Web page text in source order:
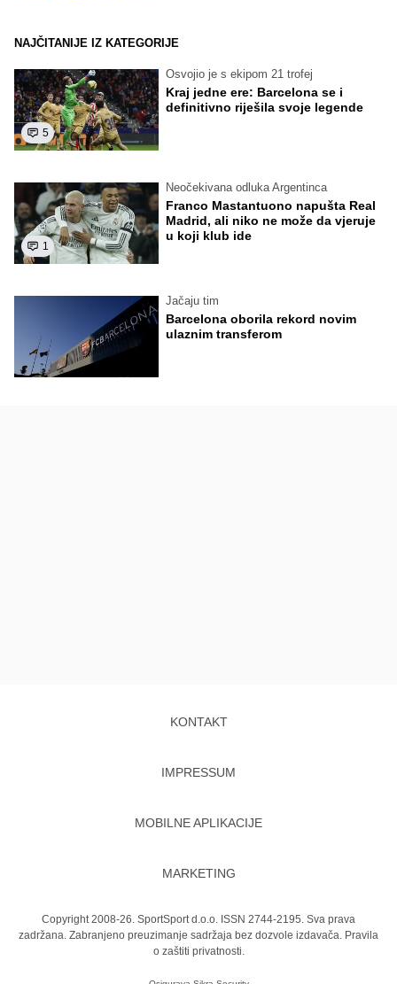
NAJČITANIJE IZ KATEGORIJE
5
Osvojio je s ekipom 21 trofej
Kraj jedne ere: Barcelona se i
definitivno riješila svoje legende
1
Neočekivana odluka Argentinca
Franco Mastantuono napušta Real
Madrid, ali niko ne može da vjeruje
u koji klub ide
Jačaju tim
Barcelona oborila rekord novim
ulaznim transferom
KONTAKT
IMPRESSUM
MOBILNE APLIKACIJE
MARKETING
Copyright 2008-26. SportSport d.o.o. ISSN 2744-2195. Sva prava
zadržana. Zabranjeno preuzimanje sadržaja bez dozvole izdavača. Pravila
o zaštiti privatnosti.